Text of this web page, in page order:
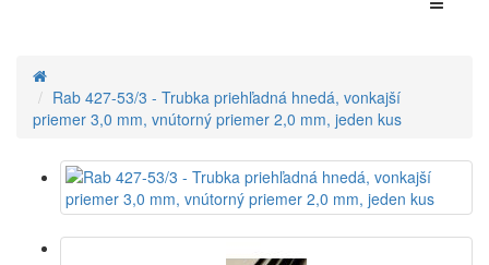
Rab 427-53/3 - Trubka priehľadná hnedá, vonkajší
priemer 3,0 mm, vnútorný priemer 2,0 mm, jeden kus